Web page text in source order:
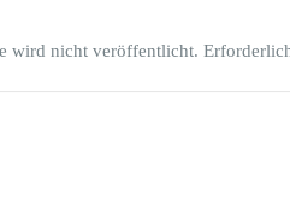
wird nicht veröffentlicht.